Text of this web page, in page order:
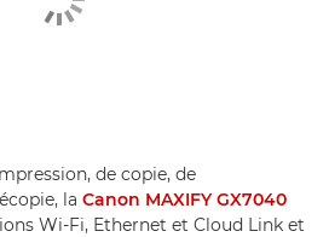
de copie, de
la Canon MAXIFY GX7040
Wi-Fi, Ethernet et Cloud Link et